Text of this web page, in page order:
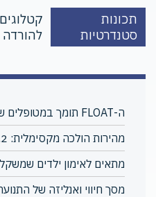
תכונות
סטנדרטיות
קטלוגים
להורדה
ה-FLOAT תומך במטופלים שמשקלם עד 200 ק"ג.
מהירות הולכה מקסימלית: 7.2 קמ"ש.
מתאים לאימון ילדים שמשקלם 20 ק"ג
מסך חיווי ואנליזה של